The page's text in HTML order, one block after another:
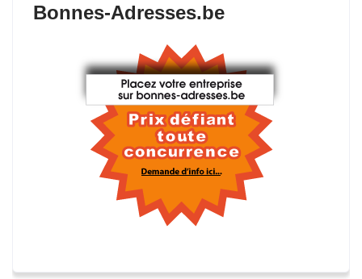
Bonnes-Adresses.be